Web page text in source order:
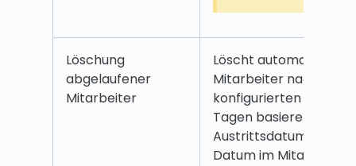
Löschung
abgelaufener
Mitarbeiter
Löscht automatisch
Mitarbeiter nach einer
konfigurierten Anzahl
Tagen basierend auf
Austrittsdatum (dem
Datum im